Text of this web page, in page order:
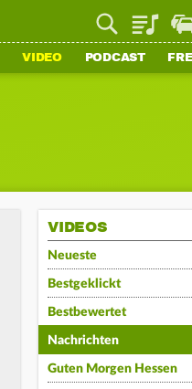
Playlist
VIDEO PODCAST
VIDEOS
Neueste
Bestgeklickt
Bestbewertet
Nachrichten
Guten Morgen Hessen